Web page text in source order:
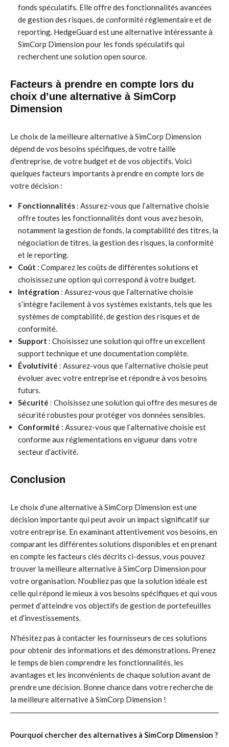
fonds spéculatifs. Elle offre des fonctionnalités avancées
de gestion des risques, de conformité réglementaire et de
reporting. HedgeGuard est une alternative intéressante à
SimCorp Dimension pour les fonds spéculatifs qui
recherchent une solution open source.
Facteurs à prendre en compte lors du
choix d’une alternative à SimCorp
Dimension
Le choix de la meilleure alternative à SimCorp Dimension
dépend de vos besoins spécifiques, de votre taille
d’entreprise, de votre budget et de vos objectifs. Voici
quelques facteurs importants à prendre en compte lors de
votre décision :
Fonctionnalités : Assurez-vous que l’alternative choisie
offre toutes les fonctionnalités dont vous avez besoin,
notamment la gestion de fonds, la comptabilité des titres, la
négociation de titres, la gestion des risques, la conformité
et le reporting.
Coût : Comparez les coûts de différentes solutions et
choisissez une option qui correspond à votre budget.
Intégration : Assurez-vous que l’alternative choisie
s’intègre facilement à vos systèmes existants, tels que les
systèmes de comptabilité, de gestion des risques et de
conformité.
Support : Choisissez une solution qui offre un excellent
support technique et une documentation complète.
Évolutivité : Assurez-vous que l’alternative choisie peut
évoluer avec votre entreprise et répondre à vos besoins
futurs.
Sécurité : Choisissez une solution qui offre des mesures de
sécurité robustes pour protéger vos données sensibles.
Conformité : Assurez-vous que l’alternative choisie est
conforme aux réglementations en vigueur dans votre
secteur d’activité.
Conclusion
Le choix d’une alternative à SimCorp Dimension est une
décision importante qui peut avoir un impact significatif sur
votre entreprise. En examinant attentivement vos besoins, en
comparant les différentes solutions disponibles et en prenant
en compte les facteurs clés décrits ci-dessus, vous pouvez
trouver la meilleure alternative à SimCorp Dimension pour
votre organisation. N’oubliez pas que la solution idéale est
celle qui répond le mieux à vos besoins spécifiques et qui vous
permet d’atteindre vos objectifs de gestion de portefeuilles
et d’investissements.
N’hésitez pas à contacter les fournisseurs de ces solutions
pour obtenir des informations et des démonstrations. Prenez
le temps de bien comprendre les fonctionnalités, les
avantages et les inconvénients de chaque solution avant de
prendre une décision. Bonne chance dans votre recherche de
la meilleure alternative à SimCorp Dimension !
Pourquoi chercher des alternatives à SimCorp Dimension ?